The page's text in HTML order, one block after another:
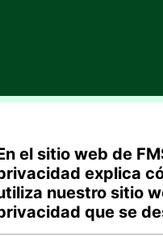
el sitio web de
explica
nuestro sitio
que se